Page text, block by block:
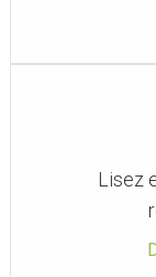
Lisez